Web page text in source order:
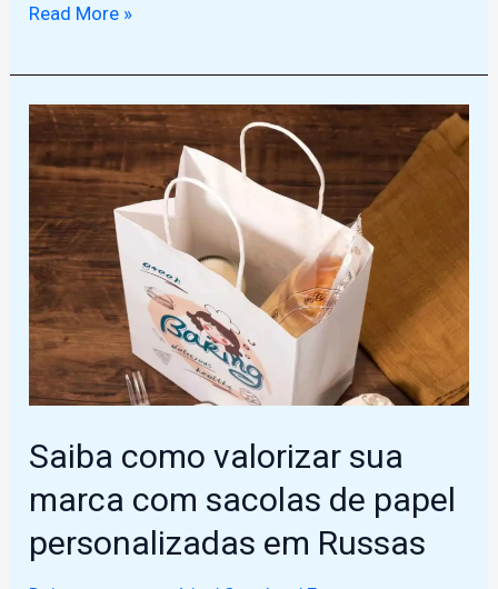
Tudo
que
você
precisa
saber
sobre
rótulos
de
queijo
personalizados
em
Read More »
Saiba como valorizar sua
marca com sacolas de papel
personalizadas em Russas